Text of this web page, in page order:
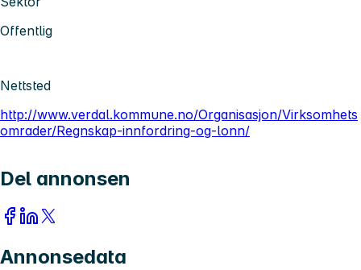
Offentlig
Nettsted
http://www.verdal.kommune.no/Organisasjon/Virksomhets
omrader/Regnskap-innfordring-og-lonn/
Del annonsen
Annonsedata